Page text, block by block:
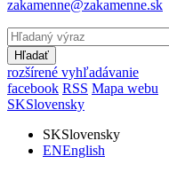
zakamenne@zakamenne.sk
Hľadať
rozšírené vyhľadávanie
facebook RSS Mapa webu
SKSlovensky
SKSlovensky
ENEnglish